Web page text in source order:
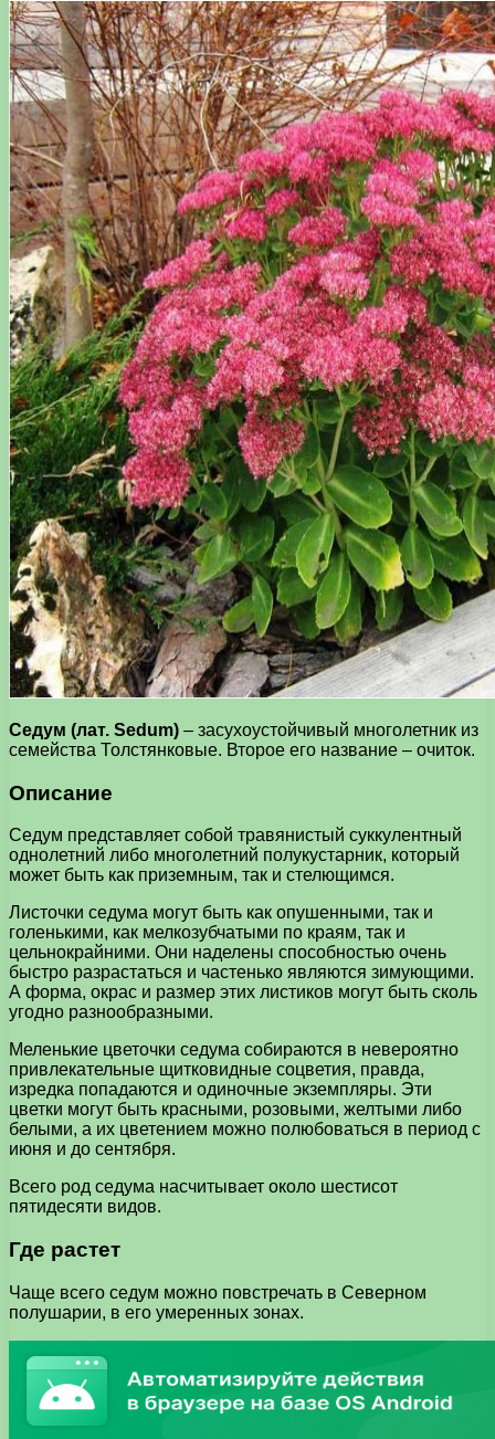
Седум (лат. Sedum) – засухоустойчивый многолетник из
семейства Толстянковые. Второе его название – очиток.
Описание
Седум представляет собой травянистый суккулентный
однолетний либо многолетний полукустарник, который
может быть как приземным, так и стелющимся.
Листочки седума могут быть как опушенными, так и
голенькими, как мелкозубчатыми по краям, так и
цельнокрайними. Они наделены способностью очень
быстро разрастаться и частенько являются зимующими.
А форма, окрас и размер этих листиков могут быть сколь
угодно разнообразными.
Меленькие цветочки седума собираются в невероятно
привлекательные щитковидные соцветия, правда,
изредка попадаются и одиночные экземпляры. Эти
цветки могут быть красными, розовыми, желтыми либо
белыми, а их цветением можно полюбоваться в период с
июня и до сентября.
Всего род седума насчитывает около шестисот
пятидесяти видов.
Где растет
Чаще всего седум можно повстречать в Северном
полушарии, в его умеренных зонах.